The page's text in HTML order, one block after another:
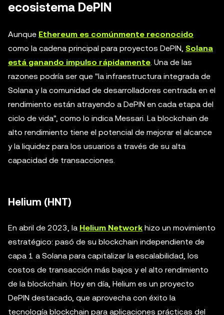
ecosistema DePIN
Aunque Ethereum es comúnmente reconocido
como la cadena principal para proyectos DePIN, Solana
está ganando impulso rápidamente. Una de las
razones podría ser que "la infraestructura integrada de
Solana y la comunidad de desarrolladores centrada en el
rendimiento están atrayendo a DePIN en cada etapa del
ciclo de vida", como lo indica Messari. La blockchain de
alto rendimiento tiene el potencial de mejorar el alcance
y la liquidez para los usuarios a través de su alta
capacidad de transacciones.
Helium (HNT)
En abril de 2023, la Helium Network hizo un movimiento
estratégico: pasó de su blockchain independiente de
capa 1 a Solana para capitalizar la escalabilidad, los
costos de transacción más bajos y el alto rendimiento
de la blockchain. Hoy en día, Helium es un proyecto
DePIN destacado, que aprovecha con éxito la
tecnología blockchain para aplicaciones prácticas del